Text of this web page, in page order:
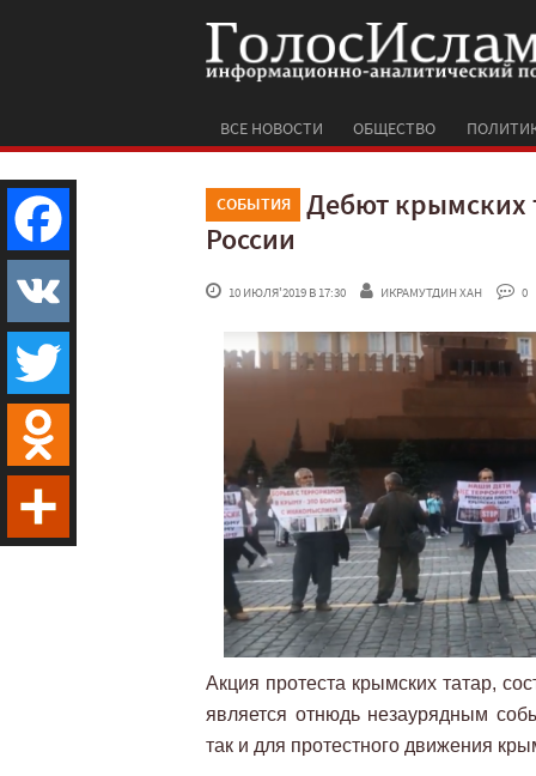
ВСЕ НОВОСТИ ОБЩЕСТВО
СОБЫТИЯ
Дебют крымских
России
10 ИЮЛЯ'2019 В 17:30 ИКРАМУТДИН ХАН 0
Акция протеста крымских татар,
является отнюдь незаурядным
так и для протестного движения
Facebook
VK
Twitter
Odnoklassniki